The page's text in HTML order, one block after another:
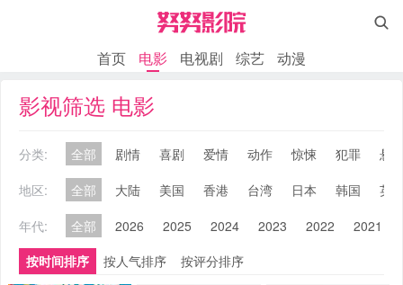

首页 电影 电视剧 综艺 动漫
影视筛选 电影
分类: 全部 剧情 喜剧 爱情 动作 惊悚 犯罪
悬
地区:
全部 大陆 美国 香港 台湾 日本 韩国
英
年代:
全部 2026 2025 2024 2023 2022 2021
按时间排序
按人气排序 按评分排序